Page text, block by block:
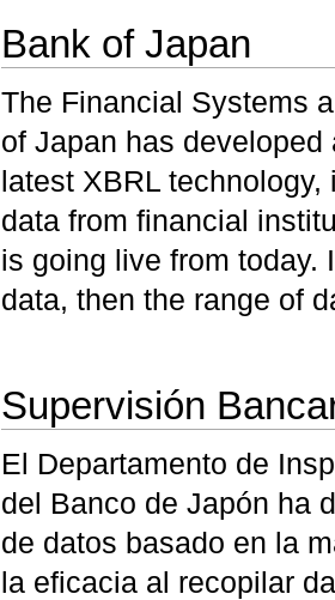
Bank of Japan
The Financial Systems
of Japan has
latest XBRL
data from financial
is going live from today.
data, then the range of
Supervisión
El Departamento de
del Banco de Japón ha
de datos basado en la
la eficacia al recopilar